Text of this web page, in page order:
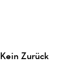
Zurück